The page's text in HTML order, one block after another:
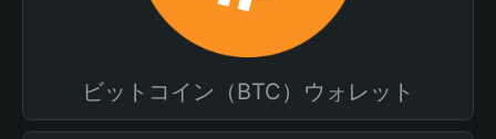
ビットコイン（BTC）ウォレット